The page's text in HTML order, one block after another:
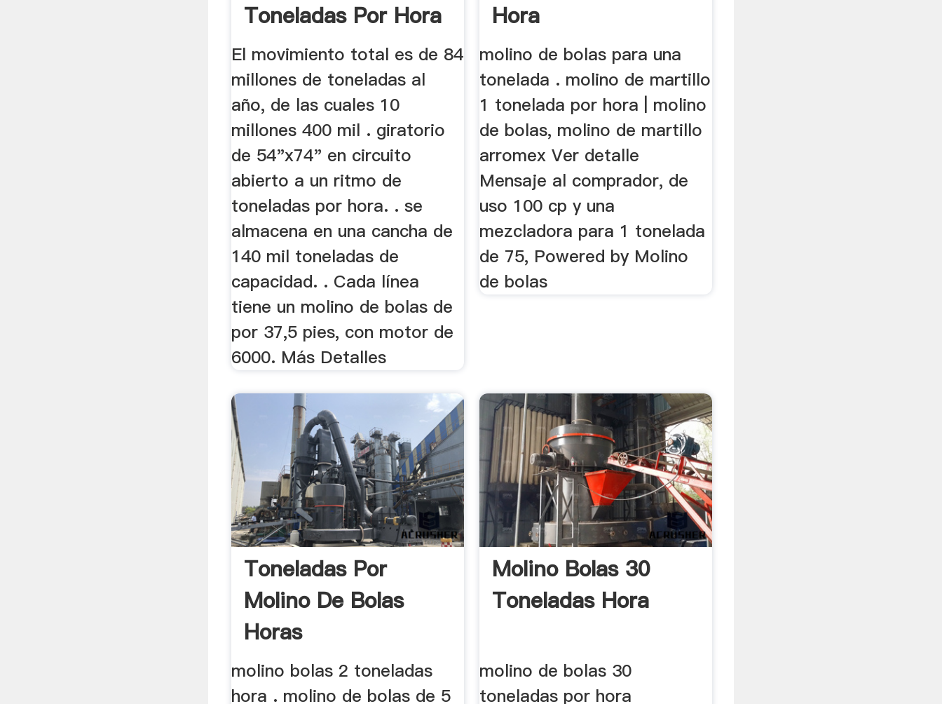
Toneladas Por Hora
El movimiento total es de 84
millones de toneladas al
año, de las cuales 10
millones 400 mil . giratorio
de 54"x74" en circuito
abierto a un ritmo de
toneladas por hora. . se
almacena en una cancha de
140 mil toneladas de
capacidad. . Cada línea
tiene un molino de bolas de
por 37,5 pies, con motor de
6000. Más Detalles
Hora
molino de bolas para una
tonelada . molino de martillo
1 tonelada por hora | molino
de bolas, molino de martillo
arromex Ver detalle
Mensaje al comprador, de
uso 100 cp y una
mezcladora para 1 tonelada
de 75, Powered by Molino
de bolas
Toneladas Por
Molino De Bolas
Horas
molino bolas 2 toneladas
hora . molino de bolas de 5
Molino Bolas 30
Toneladas Hora
molino de bolas 30
toneladas por hora